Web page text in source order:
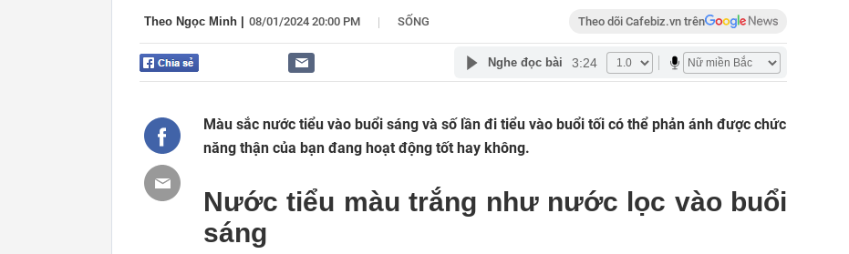
Theo Ngọc Minh 08/01/2024 20:00 PM | SỐNG Theo dõi Cafebiz.vn trên
Nghe đọc bài 3:24
Màu sắc nước tiểu vào buổi sáng và số lần đi tiểu vào buổi tối có thể phản ánh được chức
năng thận của bạn đang hoạt động tốt hay không.
Nước tiểu màu trắng như nước lọc vào buổi
sáng